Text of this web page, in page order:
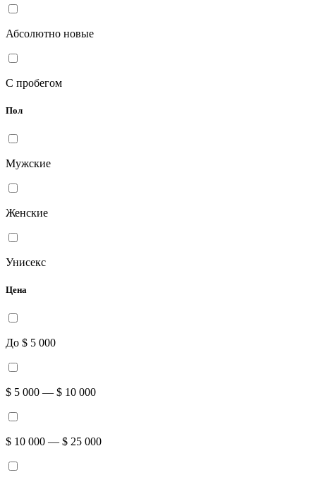
Абсолютно новые
С пробегом
Пол
Мужские
Женские
Унисекс
Цена
До $ 5 000
$ 5 000 — $ 10 000
$ 10 000 — $ 25 000